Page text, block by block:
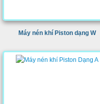
Máy nén khí Piston dạng W